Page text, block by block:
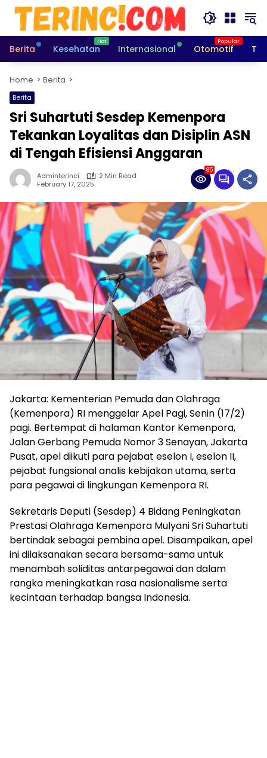
Skip
content
Berita
Kesehatan Internasional Otomotif
Home Berita
Berita
Sri Suhartuti Sesdep Kemenpora
Tekankan Loyalitas dan Disiplin ASN
di Tengah Efisiensi Anggaran
Adminterinci
2 Min Read
February 17, 2025
85
Jakarta: Kementerian Pemuda dan Olahraga
(Kemenpora) RI menggelar Apel Pagi, Senin (17/2)
pagi. Bertempat di halaman Kantor Kemenpora,
Jalan Gerbang Pemuda Nomor 3 Senayan, Jakarta
Pusat, apel diikuti para pejabat eselon I, eselon II,
pejabat fungsional analis kebijakan utama, serta
para pegawai di lingkungan Kemenpora RI.
Sekretaris Deputi (Sesdep) 4 Bidang Peningkatan
Prestasi Olahraga Kemenpora Mulyani Sri Suhartuti
bertindak sebagai pembina apel. Disampaikan, apel
ini dilaksanakan secara bersama-sama untuk
menambah soliditas antarpegawai dan dalam
rangka meningkatkan rasa nasionalisme serta
kecintaan terhadap bangsa Indonesia.